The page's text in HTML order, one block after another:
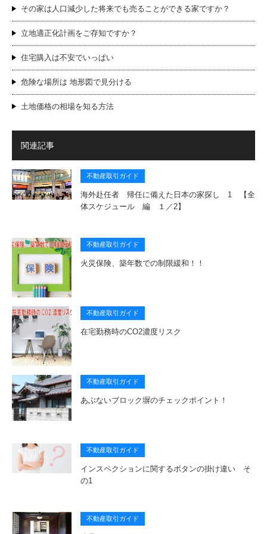
その家は人口減少した将来でも売ることができる家ですか？
立地適正化計画をご存知ですか？
住宅購入は不安でいっぱい
危険な場所は 地形図で見分ける
土地価格の相場を知る方法
関連記事
不動産取引ガイド
海外赴任者 帰任に備えた日本の家探し 1 【全
体スケジュール 編 １／2】
不動産取引ガイド
火災保険、築年数での制限緩和！！
不動産取引ガイド
在宅勤務時のCO2濃度リスク
不動産取引ガイド
あぶないブロック塀のチェックポイント！
不動産取引ガイド
インスペクションに関するボタンの掛け違い そ
の1
不動産取引ガイド